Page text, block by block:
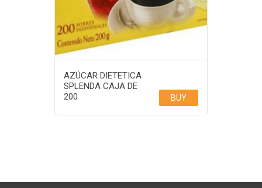
AZÚCAR DIETETICA
SPLENDA CAJA DE
200
BUY